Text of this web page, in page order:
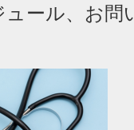
ール、お問